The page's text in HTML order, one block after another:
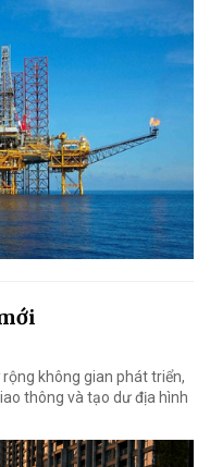
không gian phát triển,
thông và tạo dư địa hình